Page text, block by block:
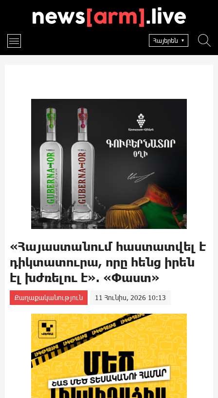
Հայերեն
«Հայաստանում հաստատվել է
դիկտատուրա, որը հենց իրեն
էլ խժռելու է». «Փաստ»
Քաղաքականություն 11 Հունիս, 2026 10:13